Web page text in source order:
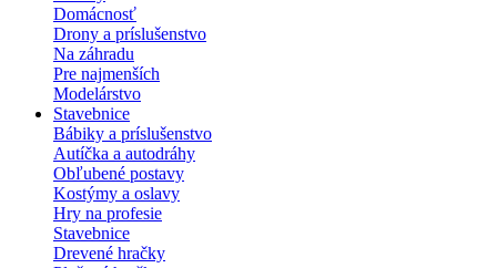
Domácnosť
Drony a príslušenstvo
Na záhradu
Pre najmenších
Modelárstvo
Stavebnice
Bábiky a príslušenstvo
Autíčka a autodráhy
Obľubené postavy
Kostýmy a oslavy
Hry na profesie
Stavebnice
Drevené hračky